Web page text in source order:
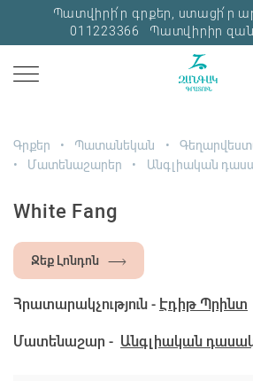
Պատվիրի՛ր գրքեր, ստացի՛ր
011223366
Պատվիրիր
Գրքեր Պատանեկան
Մատենաշարեր
Անգլիական
White Fang
Ջեք Լոնդոն
Հրատարակչություն - Էդիթ Պրինտ
Մատենաշար - Անգլիական